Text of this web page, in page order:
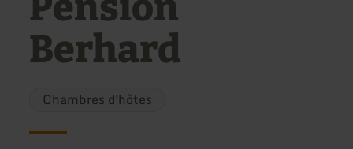
Berhard
Chambres d'hôtes